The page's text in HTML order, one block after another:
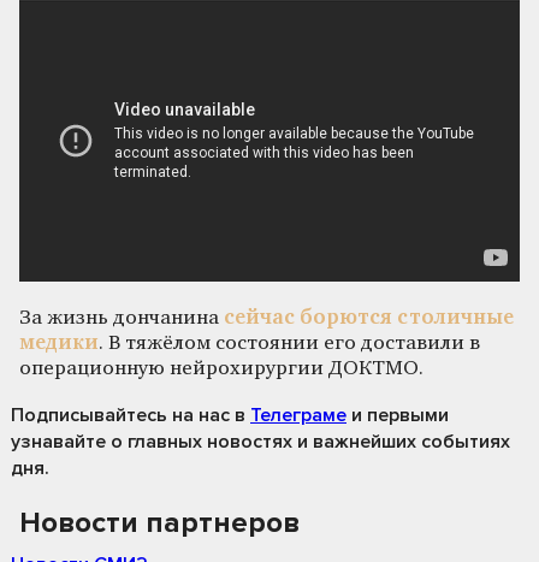
За жизнь дончанина сейчас борются столичные
медики. В тяжёлом состоянии его доставили в
операционную нейрохирургии ДОКТМО.
Подписывайтесь на нас в Телеграме и первыми
узнавайте о главных новостях и важнейших событиях
дня.
Новости партнеров